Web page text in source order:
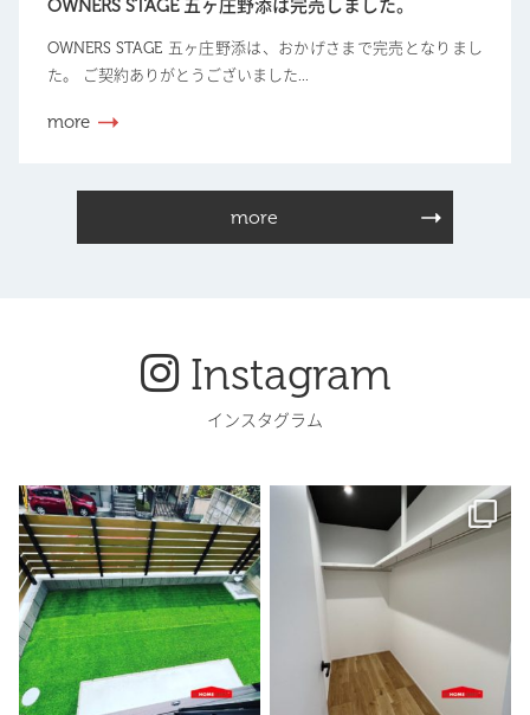
OWNERS STAGE 五ヶ庄野添は完売しました。
OWNERS STAGE 五ヶ庄野添は、おかげさまで完売となりまし
た。 ご契約ありがとうございました...
more
more
Instagram
インスタグラム